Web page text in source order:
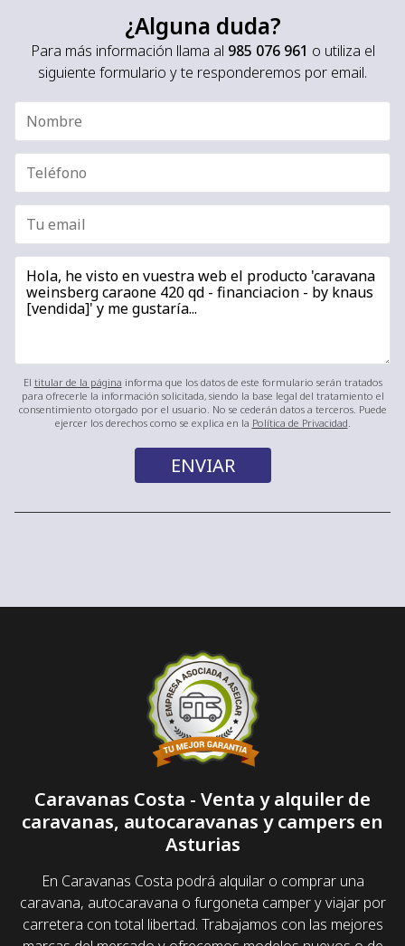
¿Alguna duda?
Para más información llama al 985 076 961 o utiliza el
siguiente formulario y te responderemos por email.
El titular de la página informa que los datos de este formulario serán tratados
para ofrecerle la información solicitada, siendo la base legal del tratamiento el
consentimiento otorgado por el usuario. No se cederán datos a terceros. Puede
ejercer los derechos como se explica en la Política de Privacidad.
Caravanas Costa - Venta y alquiler de
caravanas, autocaravanas y campers en
Asturias
En Caravanas Costa podrá alquilar o comprar una
caravana, autocaravana o furgoneta camper y viajar por
carretera con total libertad. Trabajamos con las mejores